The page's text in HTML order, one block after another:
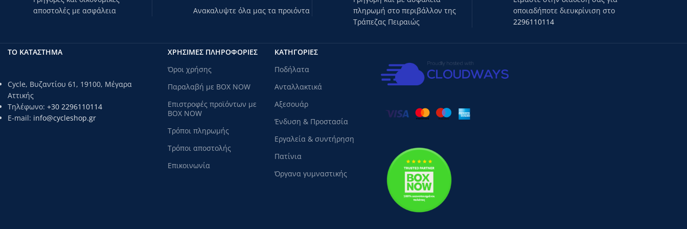
αποστολές με ασφάλεια
Ανακαλυψτε όλα μας τα προιόντα
πληρωμή στο περιβάλλον της
Τράπεζας Πειραιώς
οποιαδήποτε διευκρίνιση στο
2296110114
ΤΟ ΚΑΤΑΣΤΗΜΑ
Cycle, Βυζαντίου 61, 19100, Μέγαρα
Αττικής
Τηλέφωνο: +30 2296110114
E-mail: info@cycleshop.gr
ΧΡΗΣΙΜΕΣ ΠΛΗΡΟΦΟΡΙΕΣ
Όροι χρήσης
Παραλαβή με BOX NOW
Επιστροφές προϊόντων με
BOX NOW
Τρόποι πληρωμής
Τρόποι αποστολής
Επικοινωνία
ΚΑΤΗΓΟΡΊΕΣ
Ποδήλατα
Ανταλλακτικά
Αξεσουάρ
Ένδυση & Προστασία
Εργαλεία & συντήρηση
Πατίνια
Όργανα γυμναστικής